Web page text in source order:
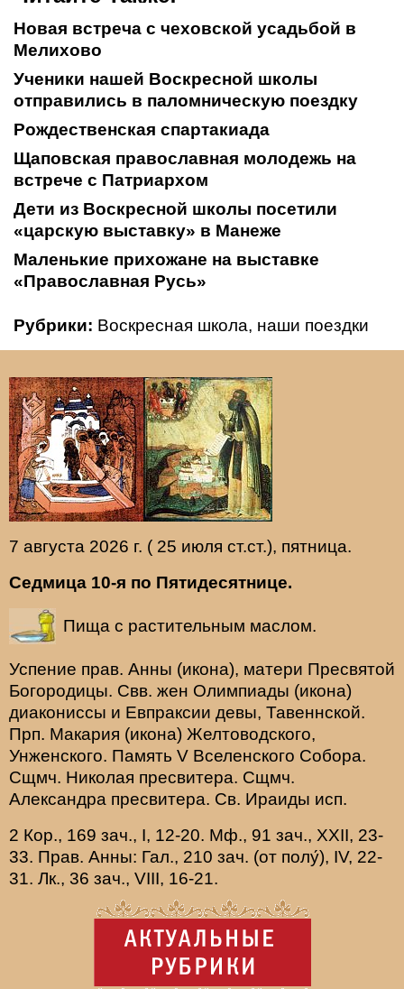
Новая встреча с чеховской усадьбой в
Мелихово
Ученики нашей Воскресной школы
отправились в паломническую поездку
Рождественская спартакиада
Щаповская православная молодежь на
встрече с Патриархом
Дети из Воскресной школы посетили
«царскую выставку» в Манеже
Маленькие прихожане на выставке
«Православная Русь»
Рубрики: Воскресная школа, наши поездки
7 августа 2026 г. ( 25 июля ст.ст.), пятница.
Седмица 10-я по Пятидесятнице.
Пища с растительным маслом.
Успение прав. Анны (икона), матери Пресвятой
Богородицы. Свв. жен Олимпиады (икона)
диакониссы и Евпраксии девы, Тавеннской.
Прп. Макария (икона) Желтоводского,
Унженского. Память V Вселенского Собора.
Сщмч. Николая пресвитера. Сщмч.
Александра пресвитера. Св. Ираиды исп.
2 Кор., 169 зач., I, 12-20. Мф., 91 зач., XXII, 23-
33. Прав. Анны: Гал., 210 зач. (от полу́), IV, 22-
31. Лк., 36 зач., VIII, 16-21.